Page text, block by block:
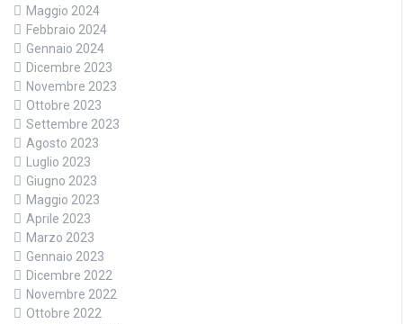
Maggio 2024
Febbraio 2024
Gennaio 2024
Dicembre 2023
Novembre 2023
Ottobre 2023
Settembre 2023
Agosto 2023
Luglio 2023
Giugno 2023
Maggio 2023
Aprile 2023
Marzo 2023
Gennaio 2023
Dicembre 2022
Novembre 2022
Ottobre 2022